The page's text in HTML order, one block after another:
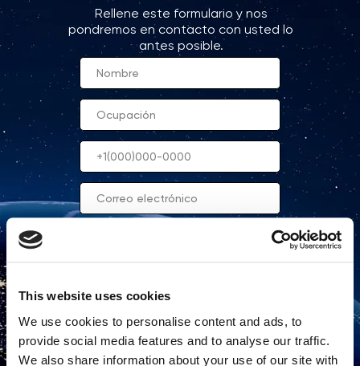
This website uses cookies
We use cookies to personalise content and ads, to
provide social media features and to analyse our traffic.
We also share information about your use of our site with
Enviar
Rellene este formulario y nos
pondremos en contacto con usted lo
antes posible.
Al completar el formulario, usted acepta
el procesamiento de datos personales